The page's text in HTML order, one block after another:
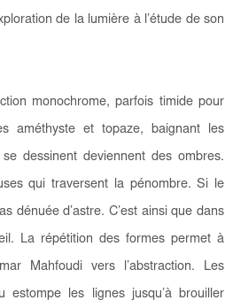
de la lumière à l’étude de son
monochrome, parfois timide pour
améthyste et topaze, baignant les
dessinent deviennent des ombres.
qui traversent la pénombre. Si le
dénuée d’astre. C’est ainsi que dans
La répétition des formes permet à
Mahfoudi vers l’abstraction. Les
estompe les lignes jusqu’à brouiller